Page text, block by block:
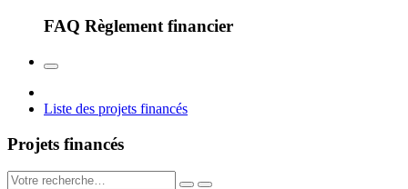
FAQ Règlement financier
Liste des projets financés
Projets financés